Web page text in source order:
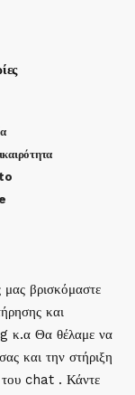
μας βρισκόμαστε
και
κ.α Θα θέλαμε να
και την στήριξη
του chat . Κάντε